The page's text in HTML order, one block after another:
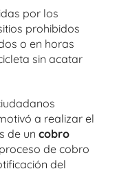
por los
prohibidos
o en horas
sin acatar
a realizar el
de un cobro
proceso de cobro
del